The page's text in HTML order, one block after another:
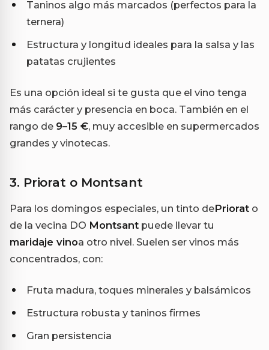
Taninos algo más marcados (perfectos para la
ternera)
Estructura y longitud ideales para la salsa y las
patatas crujientes
Es una opción ideal si te gusta que el vino tenga
más carácter y presencia en boca. También en el
rango de 9–15 €, muy accesible en supermercados
grandes y vinotecas.
3. Priorat o Montsant
Para los domingos especiales, un tinto dePriorat o
de la vecina DO Montsant puede llevar tu
maridaje vinoa otro nivel. Suelen ser vinos más
concentrados, con:
Fruta madura, toques minerales y balsámicos
Estructura robusta y taninos firmes
Gran persistencia